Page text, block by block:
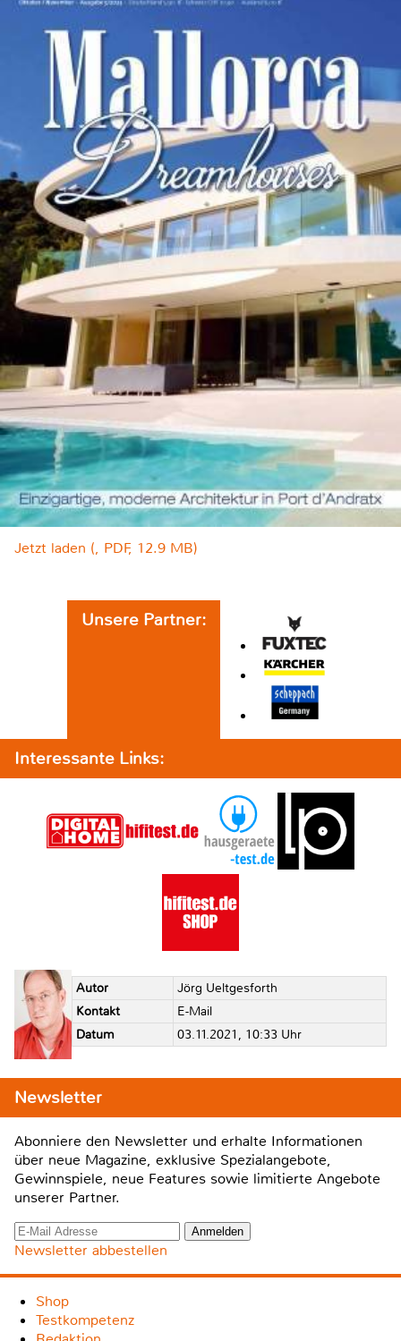
Jetzt laden (, PDF, 12.9 MB)
Unsere Partner:
Interessante Links:
Autor
Jörg Ueltgesforth
Kontakt
E-Mail
Datum
03.11.2021, 10:33 Uhr
Newsletter
Abonniere den Newsletter und erhalte Informationen
über neue Magazine, exklusive Spezialangebote,
Gewinnspiele, neue Features sowie limitierte Angebote
unserer Partner.
Newsletter abbestellen
Shop
Testkompetenz